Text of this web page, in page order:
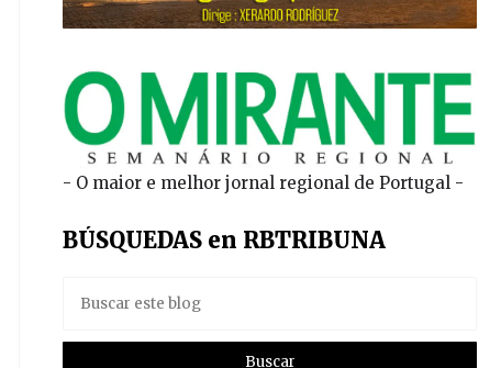
- O maior e melhor jornal regional de Portugal -
BÚSQUEDAS en RBTRIBUNA